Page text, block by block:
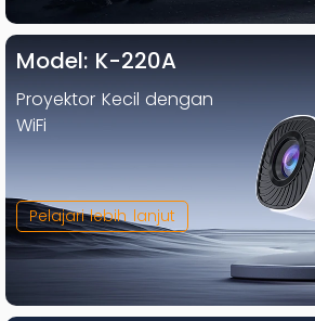
Model: K-220A
Proyektor Kecil dengan
WiFi
Pelajari lebih lanjut